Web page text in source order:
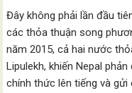
Đây không phải lần đầu
các thỏa thuận song
năm 2015, cả hai nước
Lipulekh, khiến Nepal
chính thức lên tiếng và